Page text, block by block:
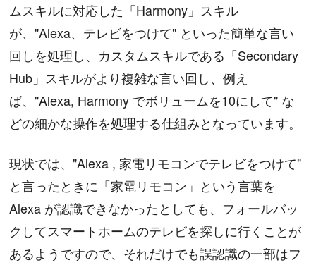
ムスキルに対応した「Harmony」スキル
が、"Alexa、テレビをつけて" といった簡単な言い
回しを処理し、カスタムスキルである「Secondary
Hub」スキルがより複雑な言い回し、例え
ば、"Alexa, Harmony でボリュームを10にして" な
どの細かな操作を処理する仕組みとなっています。
現状では、"Alexa , 家電リモコンでテレビをつけて"
と言ったときに「家電リモコン」という言葉を
Alexa が認識できなかったとしても、フォールバッ
クしてスマートホームのテレビを探しに行くことが
あるようですので、それだけでも誤認識の一部はフ